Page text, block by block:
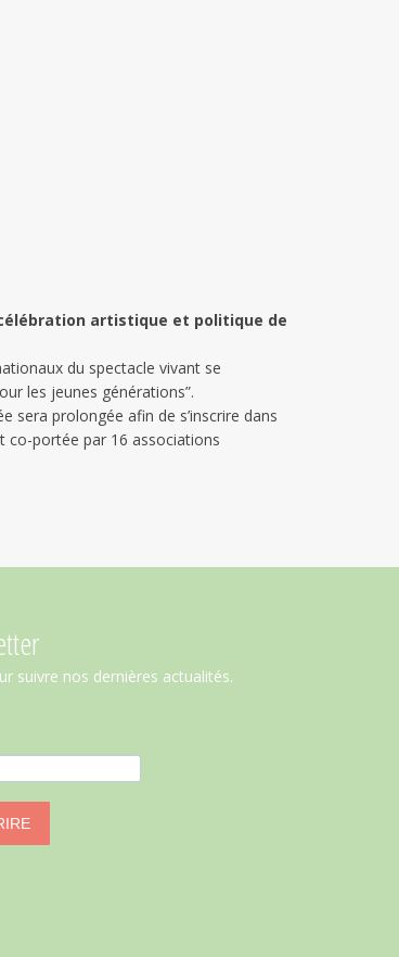
artistique et politique de
du spectacle vivant se
les jeunes générations”.
sera prolongée afin de s’inscrire dans
co-portée par 16 associations
suivre nos dernières actualités.